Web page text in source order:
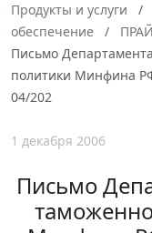
Продукты и услуги
обеспечение
Письмо
политики Минфина
04/202
1 декабря 2006
Письмо